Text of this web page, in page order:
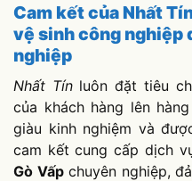
Cam kết của Nhất
vệ sinh công nghiệp
nghiệp
Nhất Tínluôn đặt tiêu
của khách hàng lên
giàu kinh nghiệm và
cam kết cung cấp dịch
Gò Vấpchuyên nghiệp,